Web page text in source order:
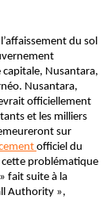
du sol
Nusantara,
Nusantara,
officiellement
et les milliers
sur
officiel du
cette problématique
fait suite à la
Authority »,